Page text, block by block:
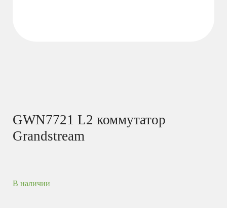
GWN7721 L2 коммутатор
Grandstream
В наличии